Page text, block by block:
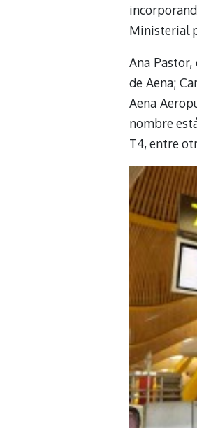
Ministerial
Ana
de Aena;
Aena
nombre
T4, entre